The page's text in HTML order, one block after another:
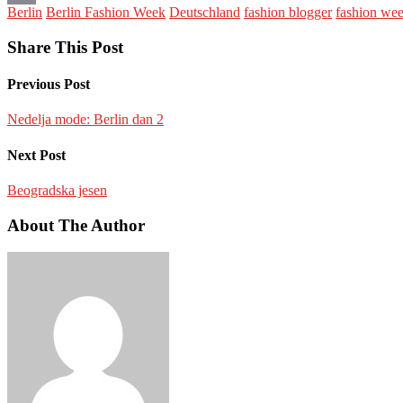
Email
Berlin Berlin Fashion Week Deutschland fashion blogger fashion
Share This Post
Previous Post
Nedelja mode: Berlin dan 2
Next Post
Beogradska jesen
About The Author